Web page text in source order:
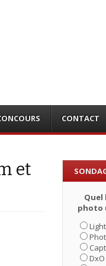
CONTACT
et
Quel
photo